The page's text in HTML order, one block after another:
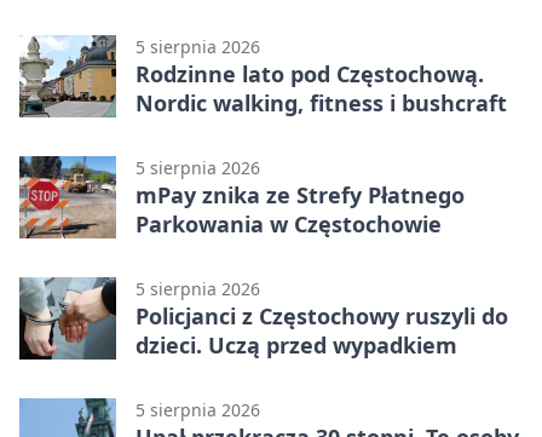
5 sierpnia 2026
Rodzinne lato pod Częstochową.
Nordic walking, fitness i bushcraft
5 sierpnia 2026
mPay znika ze Strefy Płatnego
Parkowania w Częstochowie
5 sierpnia 2026
Policjanci z Częstochowy ruszyli do
dzieci. Uczą przed wypadkiem
5 sierpnia 2026